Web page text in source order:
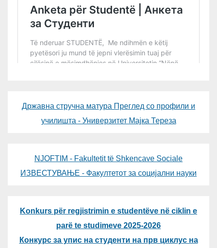
Државна стручна матура Преглед со профили и
училишта - Универзитет Мајка Тереза
NJOFTIM - Fakultetit të Shkencave Sociale
ИЗВЕСТУВАЊЕ - Факултетот за социјални науки
Konkurs për regjistrimin e studentëve në ciklin e
parë te studimeve 2025-2026
Конкурс за упис на студенти на прв циклус на